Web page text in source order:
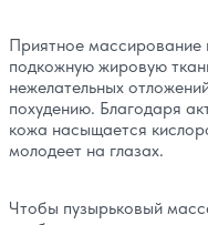
Приятное массирование
подкожную жировую
нежелательных
похудению. Благодаря
кожа насыщается
молодеет на глазах.
Чтобы пузырьковый